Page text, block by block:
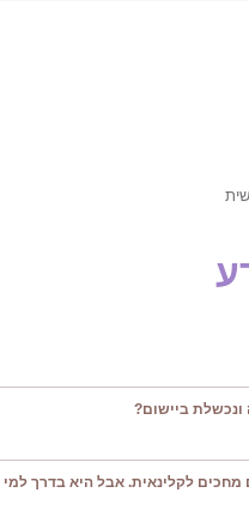
ביישום?
מחכים לקלינאית. אבל היא בדרך